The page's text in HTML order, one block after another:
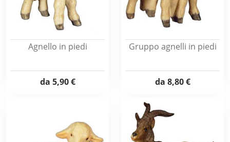
Agnello in piedi
da 5,90 €
Gruppo agnelli in piedi
da 8,80 €